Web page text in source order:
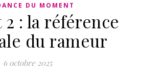
DU MOMENT
: la référence
du rameur
6 octobre 2025